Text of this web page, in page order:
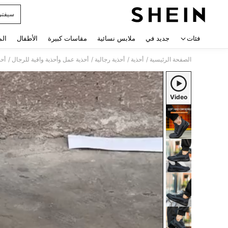
فئات جديد في ملابس نسائية مقاسات كبيرة الأطفال
الصفحة الرئيسية / أحذية / أحذية رجالية / أحذية عمل وأحذية واقية للرجال /
Video